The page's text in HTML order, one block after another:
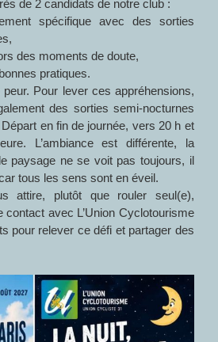
de 2 candidats de notre club :
spécifique avec des sorties
des moments de doute,
pratiques.
Pour lever ces appréhensions,
des sorties semi-nocturnes
en fin de journée, vers 20 h et
L’ambiance est différente, la
paysage ne se voit pas toujours, il
tous les sens sont en éveil.
attire, plutôt que rouler seul(e),
contact avec L’Union Cyclotourisme
pour relever ce défi et partager des